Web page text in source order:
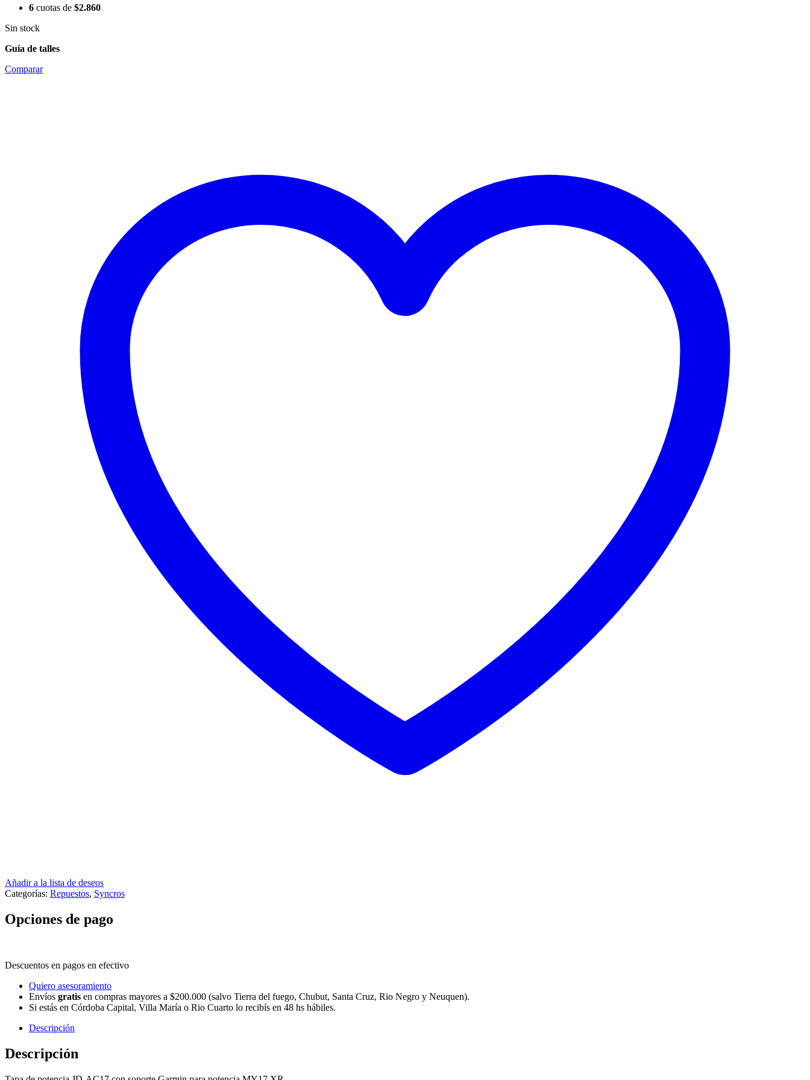
6 cuotas de $2.860
Sin stock
Guía de talles
Comparar
Añadir a la lista de deseos
Categorías: Repuestos, Syncros
Opciones de pago
Descuentos en pagos en efectivo
Quiero asesoramiento
Envíos gratis en compras mayores a $200.000 (salvo Tierra del fuego, Chubut, Santa Cruz, Rio Negro y Neuquen).
Si estás en Córdoba Capital, Villa María o Rio Cuarto lo recibís en 48 hs hábiles.
Descripción
Descripción